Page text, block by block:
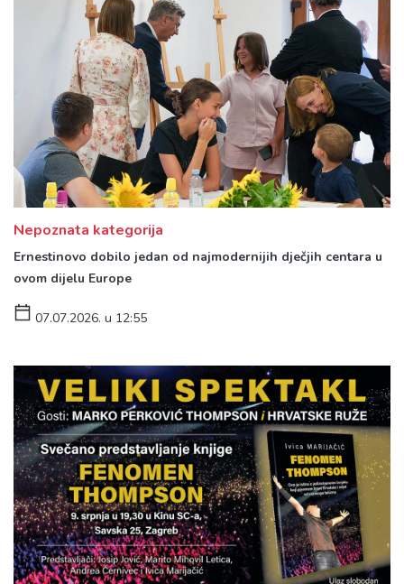
Nepoznata kategorija
Ernestinovo dobilo jedan od najmodernijih dječjih centara u
ovom dijelu Europe
07.07.2026. u 12:55